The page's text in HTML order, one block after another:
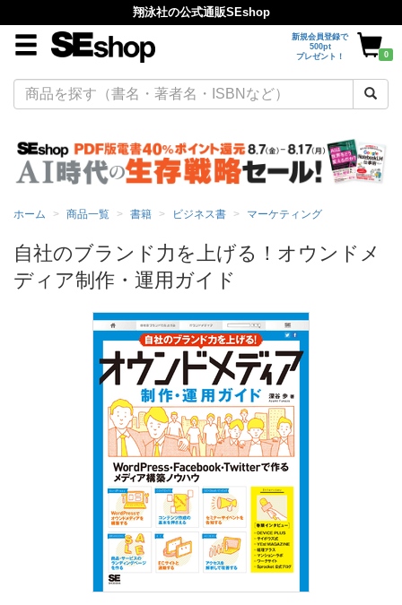
翔泳社の公式通販SEshop
新規会員登録で
500pt
プレゼント！
0
ホーム 商品一覧 書籍 ビジネス書 マーケティング
自社のブランド力を上げる！オウンドメ
ディア制作・運用ガイド